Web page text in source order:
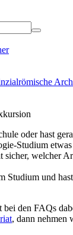
oder hast
Studium
sicher, welcher
Studium und
bei den FAQs
, dann nehmen